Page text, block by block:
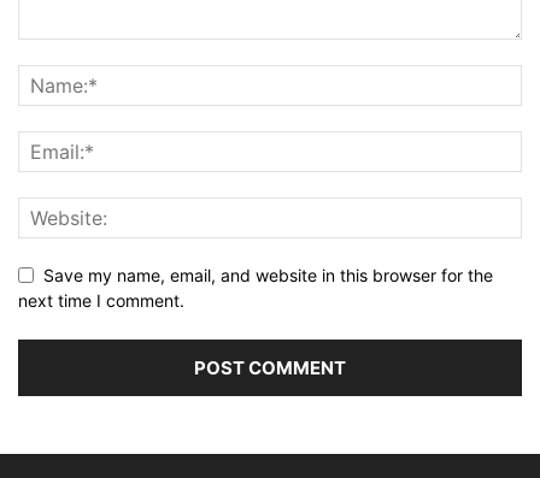
Save my name, email, and website in this browser for the
next time I comment.